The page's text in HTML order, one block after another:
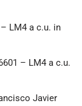
LM4 a c.u. in
– LM4 a c.u.
Javier